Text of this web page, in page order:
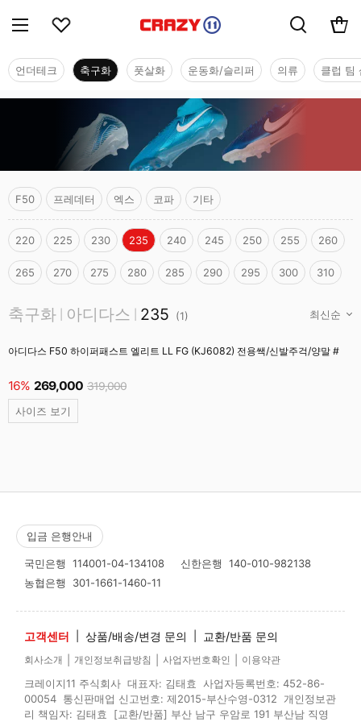
언더테크 축구화 풋살화 운동화/슬리퍼 의류 클럽 팀
F50 프레데터 엑스 코파 기타
220 225 230 235 240 245 250 255 260
265 270 275 280 285 290 295 300 310
축구화 아디다스 235 (1)
아디다스 F50 하이퍼패스트 엘리트 LL FG (KJ6082) 전용쌕/신발주걱/양말 #
16% 269,000 319,000
사이즈 보기
입금 은행안내
국민은행 114001-04-134108 신한은행 140-010-982138
농협은행 301-1661-1460-11
고객센터 상품/배송/변경 문의 교환/반품 문의
회사소개 개인정보취급방침 사업자번호확인 이용약관
크레이지11 주식회사 대표자: 김태효 사업자등록번호: 452-86-
00054 통신판매업 신고번호: 제2015-부산수영-0312 개인정보관
리 책임자: 김태효 [교환/반품] 부산 남구 우암로 191 부산남 직영